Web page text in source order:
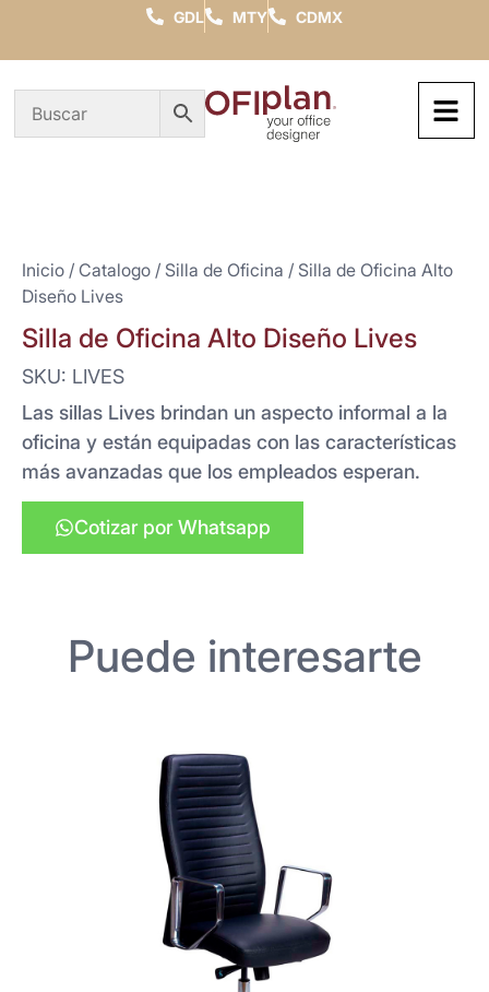
GDL MTY CDMX
Inicio / Catalogo / Silla de Oficina / Silla de Oficina Alto
Diseño Lives
Silla de Oficina Alto Diseño Lives
SKU: LIVES
Las sillas Lives brindan un aspecto informal a la
oficina y están equipadas con las características
más avanzadas que los empleados esperan.
Cotizar por Whatsapp
Puede interesarte